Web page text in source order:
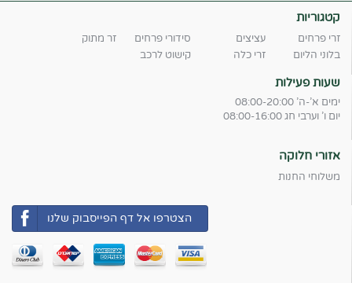
קטגוריות
זרי פרחים עציצים סידורי פרחים
זר מתוק
בלוני הליום
זרי כלה קישוט לרכב
שעות פעילות
ימים א'-ה' 08:00-20:00
יום ו' וערבי חג 08:00-16:00
אזורי חלוקה
משלוחי החנות
הצטרפו אל דף הפייסבוק שלנו